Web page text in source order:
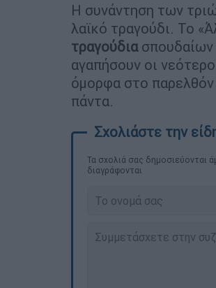
Η συνάντηση των
λαϊκό τραγούδι. Το
τραγούδιασπουδαίων
αγαπήσουν οι
όμορφα στο παρελθόν
πάντα.
Τα σχολιά σας δημοσιεύονται
διαγράφονται